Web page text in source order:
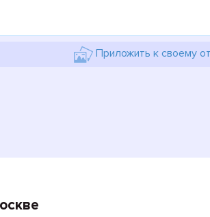
Приложить к своему